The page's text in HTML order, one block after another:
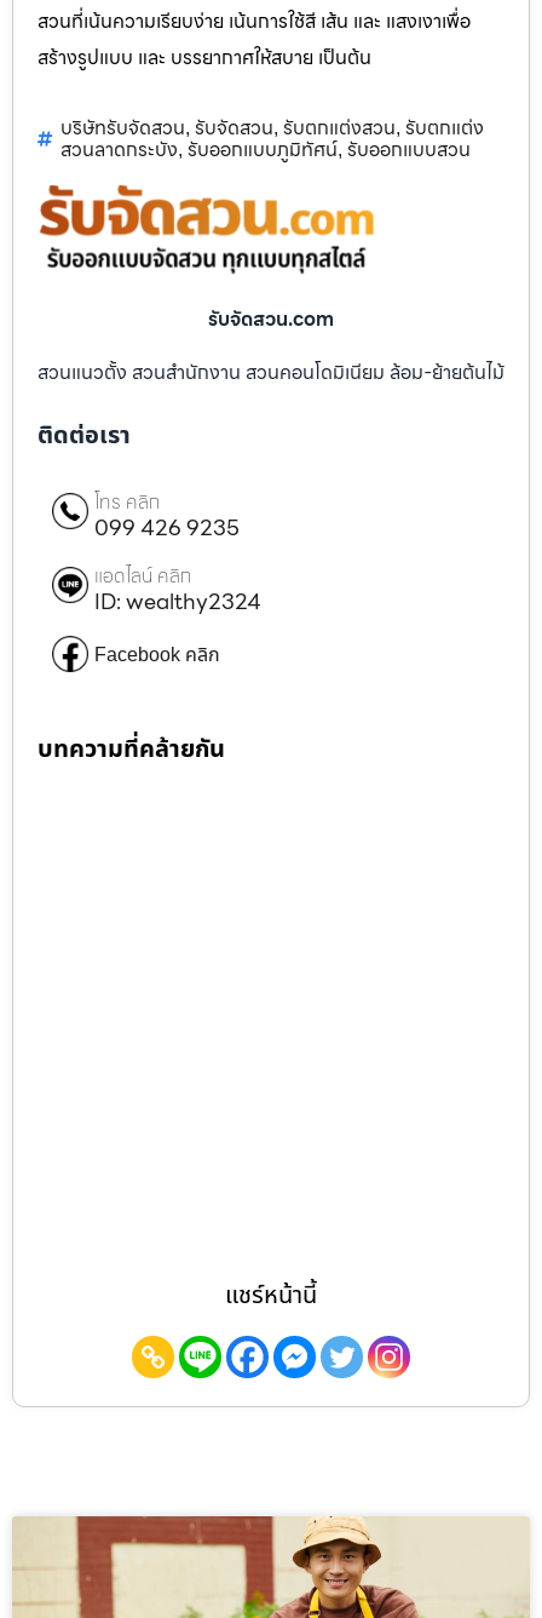
สวนที่เน้นความเรียบง่าย เน้นการใช้สี เส้น และ แสงเงาเพื่อ
สร้างรูปแบบ และ บรรยากาศให้สบาย เป็นต้น
บริษัทรับจัดสวน, รับจัดสวน, รับตกแต่งสวน, รับตกแต่ง
สวนลาดกระบัง, รับออกแบบภูมิทัศน์, รับออกแบบสวน
รับจัดสวน.com
สวนแนวตั้ง สวนสำนักงาน สวนคอนโดมิเนียม ล้อม-ย้ายต้นไม้
ติดต่อเรา
โทร คลิก
099 426 9235
แอดไลน์ คลิก
ID: wealthy2324
Facebook คลิก
บทความที่คล้ายกัน
แชร์หน้านี้